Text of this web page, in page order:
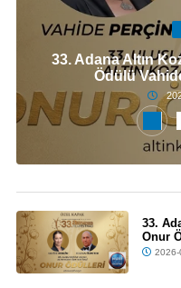
33. Adana Altın
Ödülü
33.
Onur
2026-